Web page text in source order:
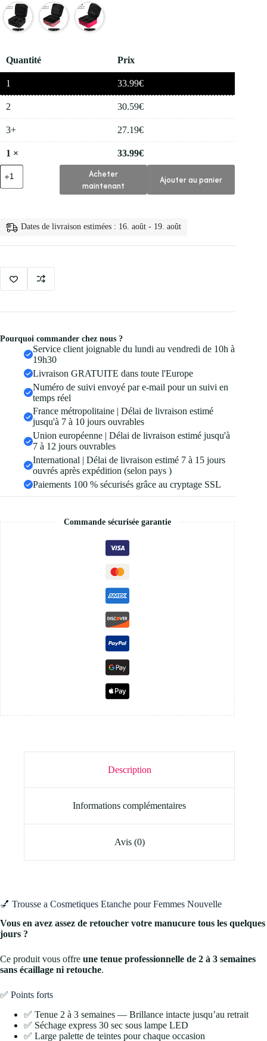
Quantité Prix
1 33.99€
2 30.59€
3+ 27.19€
1 × 33.99€
quantité
de
💅
Etanche
Acheter
maintenant
Ajouter au panier
Dates de livraison estimées : 16. août - 19. août
Pourquoi commander chez nous ?
Service client joignable du lundi au vendredi de 10h à
19h30
Livraison GRATUITE dans toute l'Europe
Numéro de suivi envoyé par e-mail pour un suivi en
temps réel
France métropolitaine | Délai de livraison estimé
jusqu'à 7 à 10 jours ouvrables
Union européenne | Délai de livraison estimé jusqu'à
7 à 12 jours ouvrables
International | Délai de livraison estimé 7 à 15 jours
ouvrés après expédition (selon pays )
Paiements 100 % sécurisés grâce au cryptage SSL
Commande sécurisée garantie
Description
Informations complémentaires
Avis (0)
💅 Trousse a Cosmetiques Etanche pour Femmes Nouvelle
Vous en avez assez de retoucher votre manucure tous les quelques
jours ?
Ce produit vous offre une tenue professionnelle de 2 à 3 semaines
sans écaillage ni retouche.
✅ Points forts
✅ Tenue 2 à 3 semaines — Brillance intacte jusqu’au retrait
✅ Séchage express 30 sec sous lampe LED
✅ Large palette de teintes pour chaque occasion